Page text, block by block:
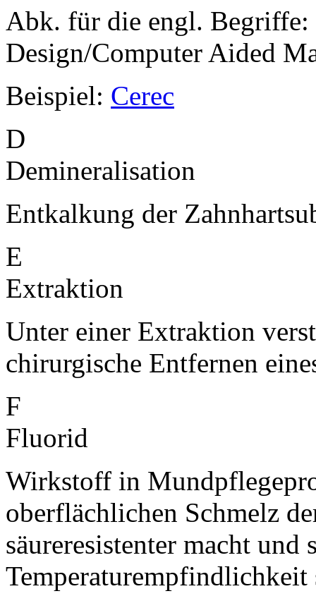
Abk. für die engl. Begriffe:
Design/Computer Aided
Beispiel: Cerec
D
Demineralisation
Entkalkung der
E
Extraktion
Unter einer Extraktion
chirurgische Entfernen
F
Fluorid
Wirkstoff in
oberflächlichen Schmelz
säureresistenter macht und
Temperaturempfindlichkeit